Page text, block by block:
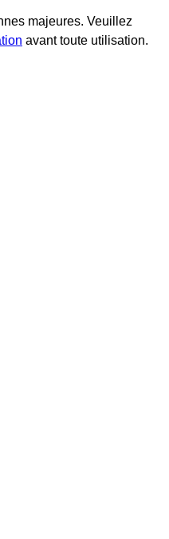
majeures. Veuillez
avant toute utilisation.